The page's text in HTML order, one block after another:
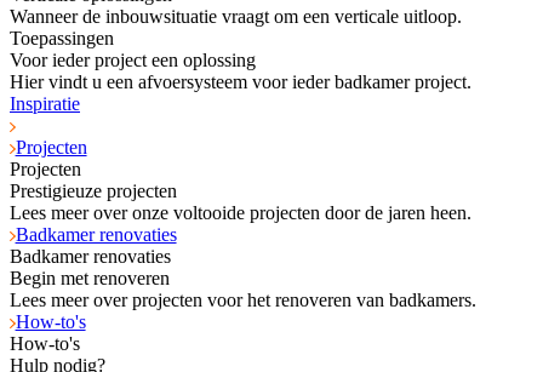
Wanneer de inbouwsituatie vraagt om een verticale uitloop.
Toepassingen
Voor ieder project een oplossing
Hier vindt u een afvoersysteem voor ieder badkamer project.
Inspiratie
Projecten
Projecten
Prestigieuze projecten
Lees meer over onze voltooide projecten door de jaren heen.
Badkamer renovaties
Badkamer renovaties
Begin met renoveren
Lees meer over projecten voor het renoveren van badkamers.
How-to's
How-to's
Hulp nodig?